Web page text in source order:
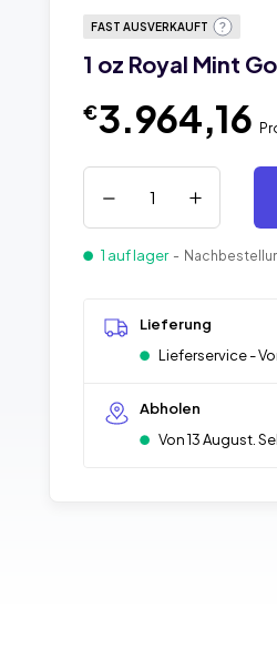
FAST AUSVERKAUFT
1 oz Royal Mint
€3.964,16
1 auf lager -
Lieferung
Lieferservice -
Abholen
Von 13 August.